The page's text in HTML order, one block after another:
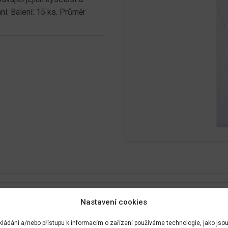
Nastavení cookies
a/nebo přístupu k informacím o zařízení používáme technologie, jako jsou
Balení: 15 ks. Průměr